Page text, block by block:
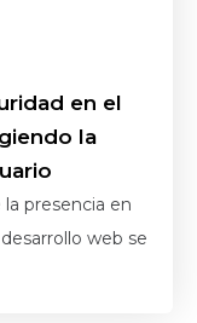
en el
la
presencia en
web se